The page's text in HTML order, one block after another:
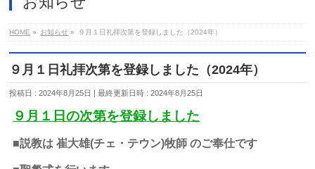
HOME » お知らせ » ９月１日礼拝次第を登録しました（2024年）
９月１日礼拝次第を登録しました（2024年）
投稿日 : 2024年8月25日 最終更新日時 : 2024年8月25日
９月１日の次第を登録しました
■説教は 崔大雄(チェ・テウン)牧師 のご奉仕です